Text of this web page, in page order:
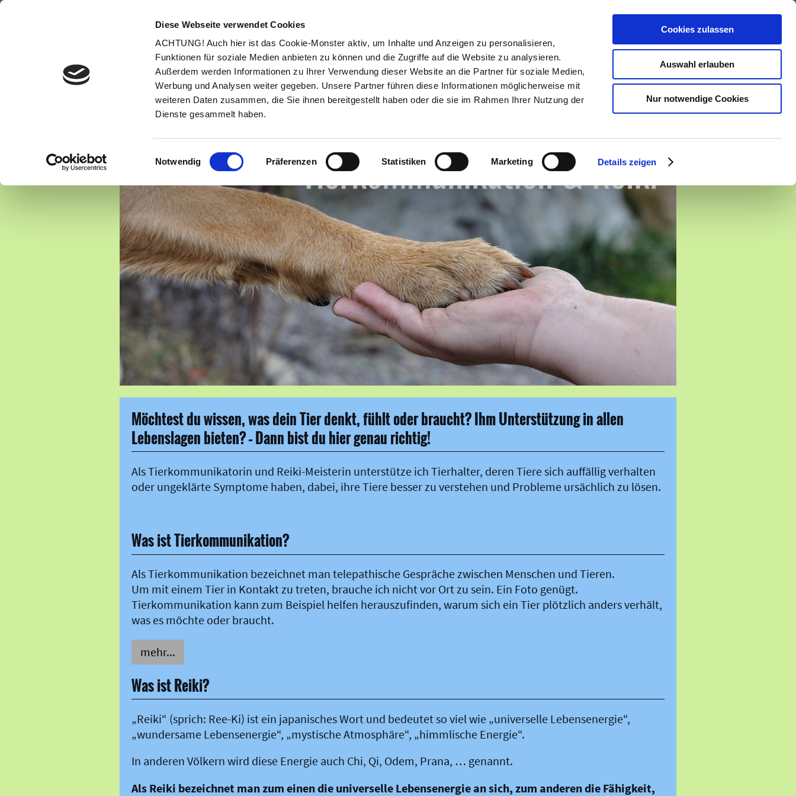
Diese Webseite verwendet Cookies
ACHTUNG! Auch hier ist das Cookie-Monster aktiv, um Inhalte und Anzeigen zu personalisieren,
Funktionen für soziale Medien anbieten zu können und die Zugriffe auf die Website zu analysieren.
Außerdem werden Informationen zu Ihrer Verwendung dieser Website an die Partner für soziale Medien,
Werbung und Analysen weiter gegeben. Unsere Partner führen diese Informationen möglicherweise mit
weiteren Daten zusammen, die Sie ihnen bereitgestellt haben oder die sie im Rahmen Ihrer Nutzung der
Dienste gesammelt haben.
Einwilligungsauswahl
Notwendig Präferenzen Statistiken Marketing Details zeigen
Cookies zulassen
Auswahl erlauben
Nur notwendige Cookies
Preise Kontakt
Möchtest du wissen, was dein Tier denkt, fühlt oder braucht? Ihm Unterstützung in allen
Lebenslagen bieten? – Dann bist du hier genau richtig!
Als Tierkommunikatorin und Reiki-Meisterin unterstütze ich Tierhalter, deren Tiere sich auffällig verhalten
oder ungeklärte Symptome haben, dabei, ihre Tiere besser zu verstehen und Probleme ursächlich zu lösen.
Was ist Tierkommunikation?
Als Tierkommunikation bezeichnet man telepathische Gespräche zwischen Menschen und Tieren.
Um mit einem Tier in Kontakt zu treten, brauche ich nicht vor Ort zu sein. Ein Foto genügt.
Tierkommunikation kann zum Beispiel helfen herauszufinden, warum sich ein Tier plötzlich anders verhält,
was es möchte oder braucht.
mehr...
Was ist Reiki?
„Reiki“ (sprich: Ree-Ki) ist ein japanisches Wort und bedeutet so viel wie „universelle Lebensenergie“,
„wundersame Lebensenergie“, „mystische Atmosphäre“, „himmlische Energie“.
In anderen Völkern wird diese Energie auch Chi, Qi, Odem, Prana, … genannt.
Als Reiki bezeichnet man zum einen die universelle Lebensenergie an sich, zum anderen die Fähigkeit,